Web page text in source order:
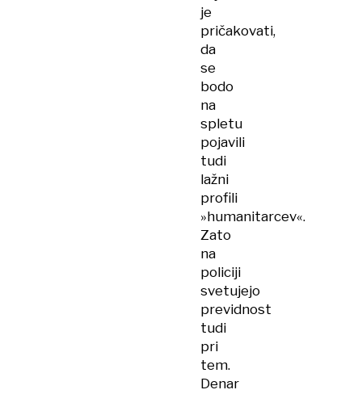
je
pričakovati,
da
se
bodo
na
spletu
pojavili
tudi
lažni
profili
»humanitarcev«.
Zato
na
policiji
svetujejo
previdnost
tudi
pri
tem.
Denar